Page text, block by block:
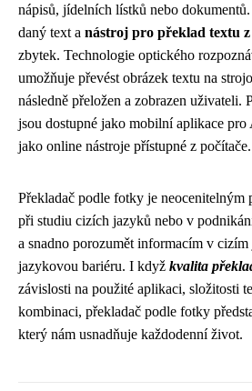
nápisů, jídelních lístků nebo
daný text a nástroj pro překlad textu
zbytek. Technologie optického
umožňuje převést obrázek textu na
následně přeložen a zobrazen uživateli.
jsou dostupné jako mobilní aplikace
jako online nástroje přístupné z počítače.
Překladač podle fotky je neocenitelným
při studiu cizích jazyků nebo v
a snadno porozumět informacím v cizím
jazykovou bariéru. I když kvalita
závislosti na použité aplikaci, složitosti
kombinaci, překladač podle fotky
který nám usnadňuje každodenní život.